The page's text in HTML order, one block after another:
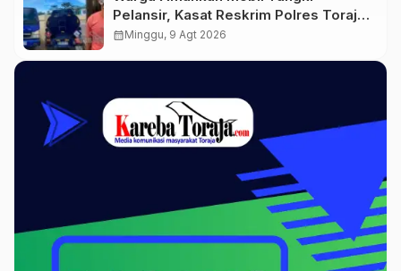
Pelansir, Kasat Reskrim Polres Toraja
Utara: Proses Hukum Berjalan
calendar_monthMinggu, 9 Agt 2026